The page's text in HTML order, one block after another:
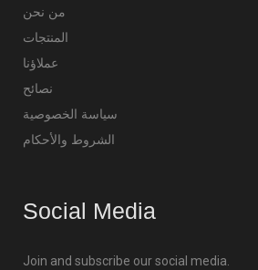
من نحن
المنتجات
عملاؤنا
سياسة الخصوصية
الشروط والأحكام
Social Media
Join and subscribe our social media.